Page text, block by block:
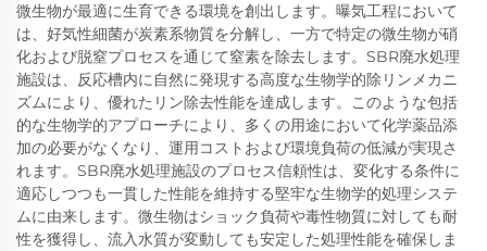
微生物が最適に生育できる環境を創出します。曝気工程において
は、好気性細菌が炭素系物質を分解し、一方で特定の微生物が硝
化および脱窒プロセスを通じて窒素を除去します。SBR廃水処理
施設は、反応槽内に自然に発現する高度な生物学的除リンメカニ
ズムにより、優れたリン除去性能を達成します。このような包括
的な生物学的アプローチにより、多くの用途において化学薬品添
加の必要がなくなり、運用コストおよび環境負荷の低減が実現さ
れます。SBR廃水処理施設のプロセス信頼性は、変化する条件に
適応しつつも一貫した性能を維持する堅牢な生物学的処理システ
ムに由来します。微生物はショック負荷や毒性物質に対しても耐
性を獲得し、流入水質が変動しても安定した処理性能を確保しま